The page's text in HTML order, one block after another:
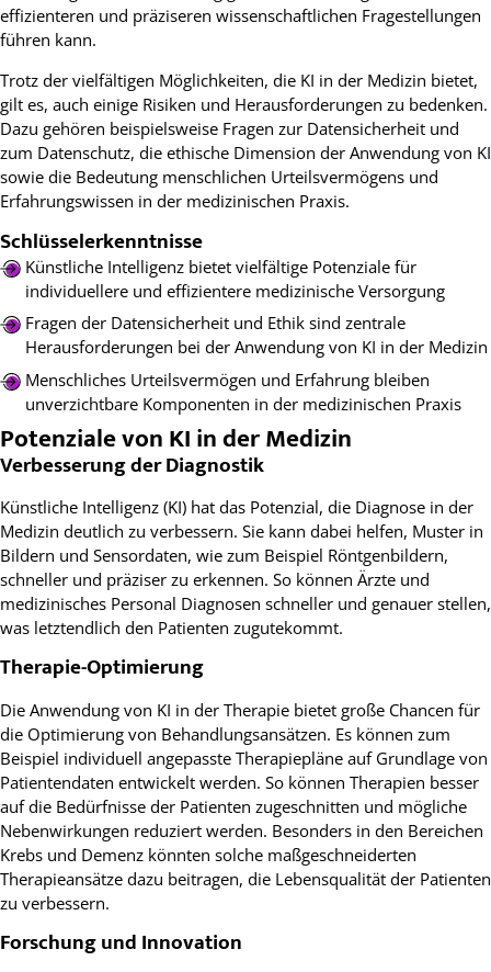
effizienteren und präziseren wissenschaftlichen Fragestellungen
führen kann.
Trotz der vielfältigen Möglichkeiten, die KI in der Medizin bietet,
gilt es, auch einige Risiken und Herausforderungen zu bedenken.
Dazu gehören beispielsweise Fragen zur Datensicherheit und
zum Datenschutz, die ethische Dimension der Anwendung von KI
sowie die Bedeutung menschlichen Urteilsvermögens und
Erfahrungswissen in der medizinischen Praxis.
Schlüsselerkenntnisse
Künstliche Intelligenz bietet vielfältige Potenziale für
individuellere und effizientere medizinische Versorgung
Fragen der Datensicherheit und Ethik sind zentrale
Herausforderungen bei der Anwendung von KI in der Medizin
Menschliches Urteilsvermögen und Erfahrung bleiben
unverzichtbare Komponenten in der medizinischen Praxis
Potenziale von KI in der Medizin
Verbesserung der Diagnostik
Künstliche Intelligenz (KI) hat das Potenzial, die Diagnose in der
Medizin deutlich zu verbessern. Sie kann dabei helfen, Muster in
Bildern und Sensordaten, wie zum Beispiel Röntgenbildern,
schneller und präziser zu erkennen. So können Ärzte und
medizinisches Personal Diagnosen schneller und genauer stellen,
was letztendlich den Patienten zugutekommt.
Therapie-Optimierung
Die Anwendung von KI in der Therapie bietet große Chancen für
die Optimierung von Behandlungsansätzen. Es können zum
Beispiel individuell angepasste Therapiepläne auf Grundlage von
Patientendaten entwickelt werden. So können Therapien besser
auf die Bedürfnisse der Patienten zugeschnitten und mögliche
Nebenwirkungen reduziert werden. Besonders in den Bereichen
Krebs und Demenz könnten solche maßgeschneiderten
Therapieansätze dazu beitragen, die Lebensqualität der Patienten
zu verbessern.
Forschung und Innovation